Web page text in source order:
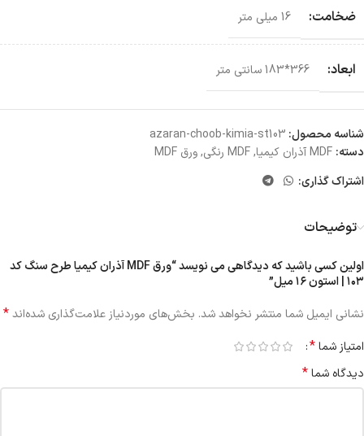
ضخامت: 16 میلی متر
ابعاد: 366*183 سانتی‌ متر
شناسه محصول: azaran-choob-kimia-st103
دسته: MDF آذران کیمیا ,MDF رنگی ,ورق MDF
اشتراک گذاری:
توضیحات
اولین کسی باشید که دیدگاهی می نویسد “ورق MDF آذران کیمیا طرح سنگ کد
۱۰۳ | استون ۱۶ میل”
نشانی ایمیل شما منتشر نخواهد شد. بخش‌های موردنیاز علامت‌گذاری شده‌اند*
امتیاز شما*
دیدگاه شما*